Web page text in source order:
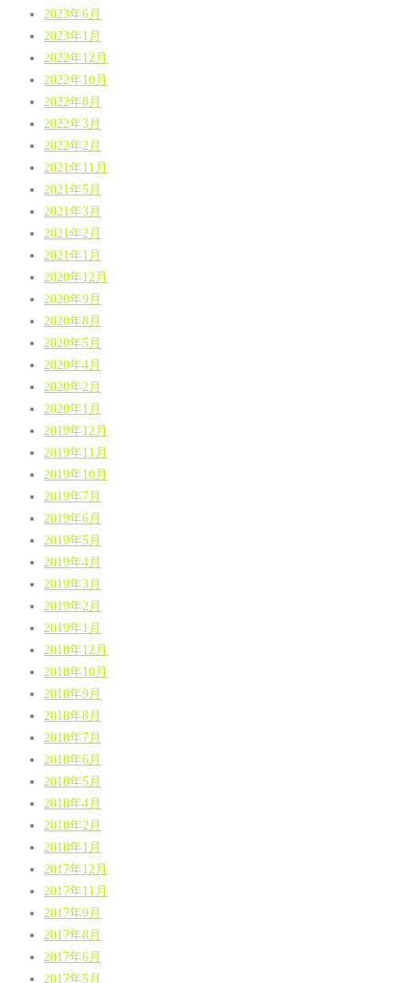
2023年6月
2023年1月
2022年12月
2022年10月
2022年8月
2022年3月
2022年2月
2021年11月
2021年5月
2021年3月
2021年2月
2021年1月
2020年12月
2020年9月
2020年8月
2020年5月
2020年4月
2020年2月
2020年1月
2019年12月
2019年11月
2019年10月
2019年7月
2019年6月
2019年5月
2019年4月
2019年3月
2019年2月
2019年1月
2018年12月
2018年10月
2018年9月
2018年8月
2018年7月
2018年6月
2018年5月
2018年4月
2018年2月
2018年1月
2017年12月
2017年11月
2017年9月
2017年8月
2017年6月
2017年5月